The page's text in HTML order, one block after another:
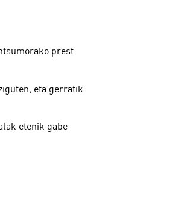
prest
eta gerratik
etenik gabe